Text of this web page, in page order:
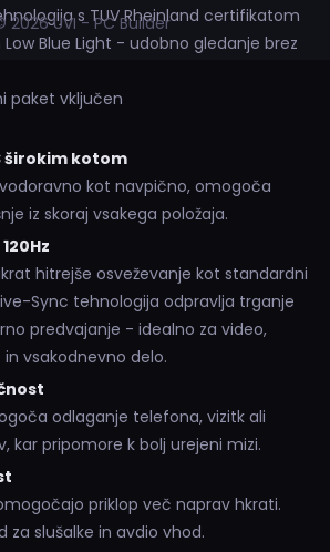
s TUV Rheinland certifikatom
Low Blue Light - udobno gledanje brez
paket vključen
širokim kotom
kot navpično, omogoča
iz skoraj vsakega položaja.
hitrejše osveževanje kot standardni
Sync tehnologija odpravlja trganje
predvajanje - idealno za video,
vsakodnevno delo.
odlaganje telefona, vizitk ali
kar pripomore k bolj urejeni mizi.
priklop več naprav hkrati.
za slušalke in avdio vhod.
2026 UVI - PC Builder